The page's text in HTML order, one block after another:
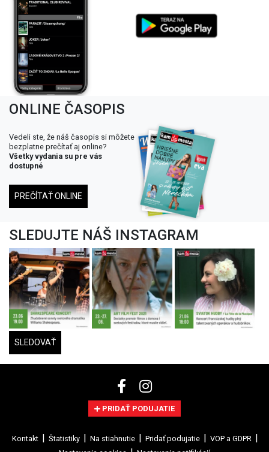
Zdroj: https://www.serenaders.sk/
ANDROID APLIKÁCIA
Chcete mať prehľad o najnovších
filmoch alebo koncertoch aj vo
svojom mobile?
Stiahnite si bezplatne našu
aplikáciu.
ONLINE ČASOPIS